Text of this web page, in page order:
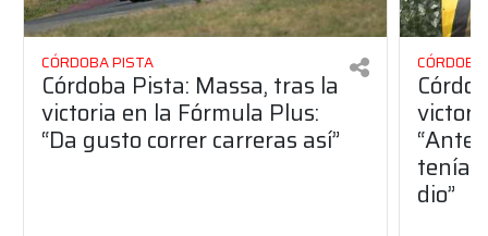
CÓRDOBA PISTA
Córdoba Pista: Massa, tras la
victoria en la Fórmula Plus:
“Da gusto correr carreras así”
dio”